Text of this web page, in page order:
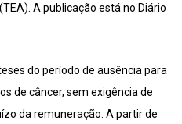
A publicação está no Diário
do período de ausência para
de câncer, sem exigência de
da remuneração. A partir de